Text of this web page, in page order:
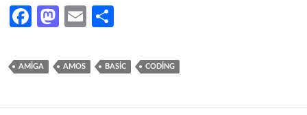
Fa
b
o
M
to
o
E
ail ar
AMIGA AMOS BASIC CODING